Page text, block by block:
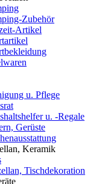
Zubehör
Artikel
u. Pflege
u. -Regale
Gerüste
Keramik
Tischdekoration